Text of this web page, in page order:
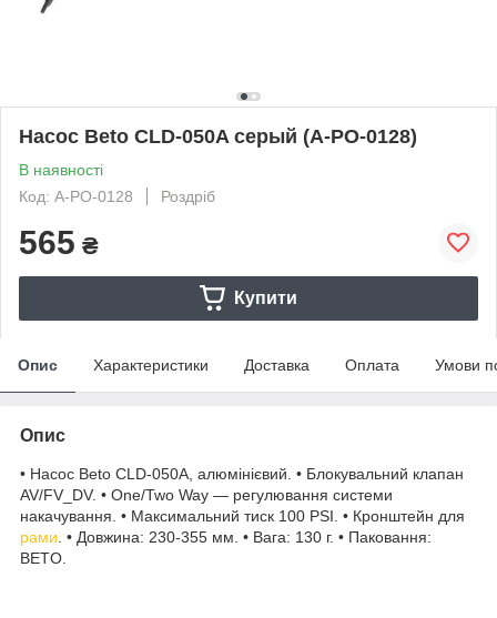
Насос Beto CLD-050A серый (A-PO-0128)
В наявності
Код: A-PO-0128
Роздріб
565 ₴
Купити
Опис Характеристики Доставка Оплата Умови
Опис
• Насос Beto CLD-050A, алюмінієвий. • Блокувальний клапан
AV/FV_DV. • One/Two Way — регулювання системи
накачування. • Максимальний тиск 100 PSI. • Кронштейн для
рами . • Довжина: 230-355 мм. • Вага: 130 г. • Паковання:
BETO.